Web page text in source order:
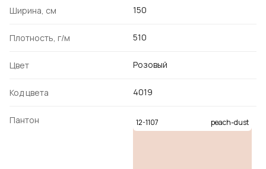
Ширина, см 150
Плотность, г/м 510
Цвет Розовый
Код цвета 4019
Пантон 12-1107 peach-dust